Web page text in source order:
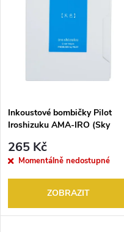
p
r
o
d
s
p
r
Inkoustové bombičky Pilot
Iroshizuku AMA-IRO (Sky
265 Kč
Momentálně nedostupné
ZOBRAZIT